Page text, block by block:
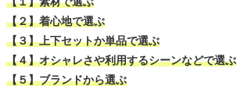
【２】着心地で選ぶ
【３】上下セットか単品で選ぶ
【４】オシャレさや利用するシーンなどで選ぶ
【５】ブランドから選ぶ